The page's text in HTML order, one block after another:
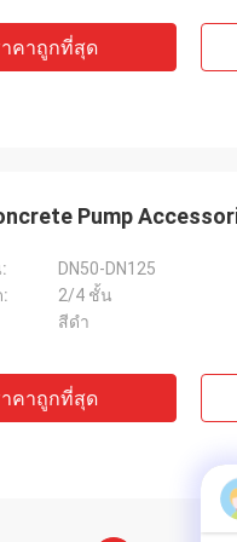
คาถูกที่สุด
Pump
DN50-DN125
2/4 ชั้น
สีดํา
คาถูกที่สุด